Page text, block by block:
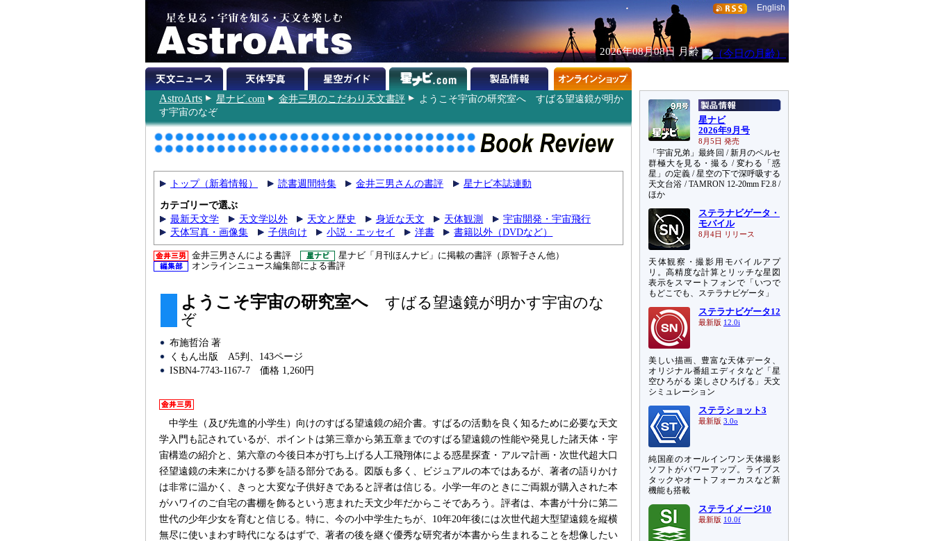
English
2026年08月08日 月齢
AstroArts 星ナビ.com 金井三男のこだわり天文書評
ようこそ宇宙の研究室へ すばる望遠鏡が明か
す宇宙のなぞ
トップ（新着情報） 読書週間特集 金井三男さんの書評 星ナビ本誌連動
カテゴリーで選ぶ
最新天文学
天文学以外 天文と歴史 身近な天文 天体観測
宇宙開発・宇宙飛行
天体写真・画像集
子供向け 小説・エッセイ 洋書 書籍以外（DVDなど）
金井三男さんによる書評
星ナビ「月刊ほんナビ」に掲載の書評（原智子さん他）
オンラインニュース編集部による書評
ようこそ宇宙の研究室へ すばる望遠鏡が明かす宇宙のな
ぞ
布施哲治 著
くもん出版
A5判、143ページ
ISBN4-7743-1167-7
価格 1,260円
中学生（及び先進的小学生）向けのすばる望遠鏡の紹介書。すばるの活動を良く知るために必要な天文
学入門も記されているが、ポイントは第三章から第五章までのすばる望遠鏡の性能や発見した諸天体・宇
宙構造の紹介と、第六章の今後日本が打ち上げる人工飛翔体による惑星探査・アルマ計画・次世代超大口
径望遠鏡の未来にかける夢を語る部分である。図版も多く、ビジュアルの本ではあるが、著者の語りかけ
は非常に温かく、きっと大変な子供好きであると評者は信じる。小学一年のときにご両親が購入された本
がハワイのご自宅の書棚を飾るという恵まれた天文少年だからこそであろう。評者は、本書が十分に第二
世代の少年少女を育むと信じる。特に、今の小中学生たちが、10年20年後には次世代超大型望遠鏡を縦横
無尽に使いまわす時代になるはずで、著者の後を継ぐ優秀な研究者が本書から生まれることを想像したい
星ナビ
2026年9月号
8月5日 発売
「宇宙兄弟」最終回 / 新月のペルセ
群極大を見る・撮る / 変わる「惑
星」の定義 / 星空の下で深呼吸する
天文台浴 / TAMRON 12-20mm F2.8 /
ほか
ステラナビゲータ・
モバイル
8月4日 リリース
天体観察・撮影用モバイルアプ
リ。高精度な計算とリッチな星図
表示をスマートフォンで「いつで
もどこでも、ステラナビゲータ」
ステラナビゲータ12
最新版 12.0i
美しい描画、豊富な天体データ、
オリジナル番組エディタなど「星
空ひろがる 楽しさひろげる」天文
シミュレーション
ステラショット3
最新版 3.0o
純国産のオールインワン天体撮影
ソフトがパワーアップ。ライブス
タックやオートフォーカスなど新
機能も搭載
ステライメージ10
最新版 10.0f